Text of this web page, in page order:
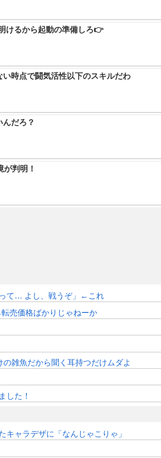
けるから起動の準備しろ👉
時点で闘気活性以下のスキルだわ
んだろ？
判明！
て… よし、戦うぞ」←これ
売価格ばかりじゃねーか
雑魚だから聞く耳持つだけムダよ
した！
ャラデザに「なんじゃこりゃ」